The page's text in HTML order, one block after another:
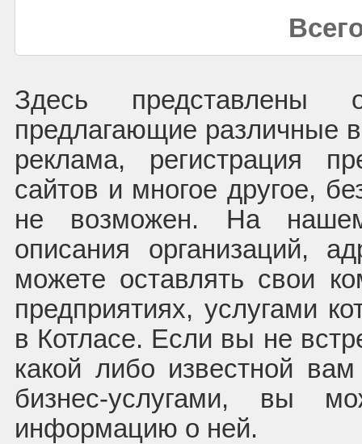
Здесь представлены
предлагающие различные
реклама, регистрация
сайтов и многое другое,
не возможен. На
описания организаций,
можете оставлять свои
предприятиях, услугами
в Котласе. Если вы не
какой либо известной
бизнес-услугами, вы
информацию о ней.